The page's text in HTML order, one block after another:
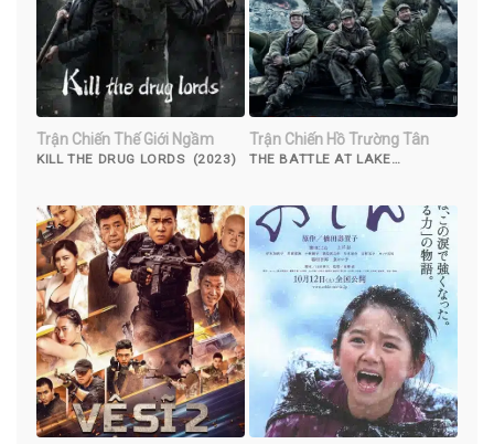
Trận Chiến Thế Giới Ngầm
KILL THE DRUG LORDS (2023)
Trận Chiến Hồ Trường Tân
THE BATTLE AT LAKE